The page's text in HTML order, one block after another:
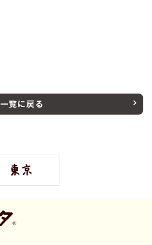
一覧に戻る